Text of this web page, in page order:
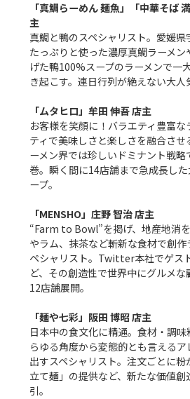
「真鯛らーめん 麺魚」「中華そば
主
真鯛と鴨のスペシャリスト。愛媛
たっぷりと使った濃厚真鯛ラーメ
げた鴨100%スープのラーメンで一
き起こす。連日行列が絶えない大人
「ムタヒロ」牟田 伸吾 店主
お客様を笑顔に！バラエティ豊富な
ティで美味しさと楽しさを融合させ
ーメン界では珍しいドミナント戦
巻。瞬く間に14店舗まで急成長し
ープ。
「MENSHO」庄野 智治 店主
“Farm to Bowl”を掲げ、地産地消
やラム、抹茶など斬新な食材で創
ペシャリスト。Twitter本社でゲス
ど、その創造性で世界中にグルメな
12店舗展開。
「麺や七彩」阪田 博昭 店主
日本中の食文化に精通。食材・調
らゆる角度から変態的とも言える
出すスペシャリスト。注文ごとに粉
立て麺」の提供など、新たな価値
引。